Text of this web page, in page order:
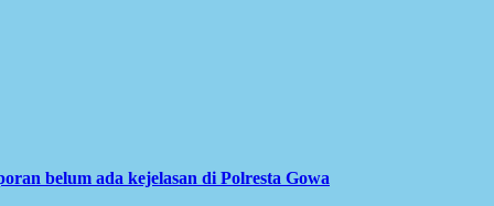
belum ada kejelasan di Polresta Gowa